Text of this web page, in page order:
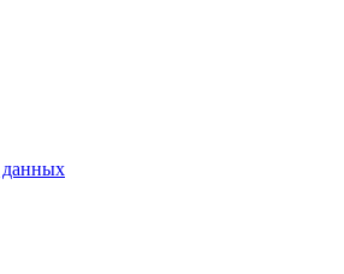
данных